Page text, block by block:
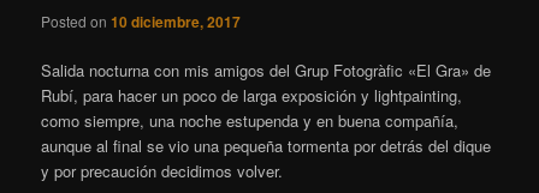
Posted on10 diciembre, 2017
Salida nocturna con mis amigos del Grup Fotogràfic «El Gra» de
Rubí, para hacer un poco de larga exposición y lightpainting,
como siempre, una noche estupenda y en buena compañía,
aunque al final se vio una pequeña tormenta por detrás del dique
y por precaución decidimos volver.